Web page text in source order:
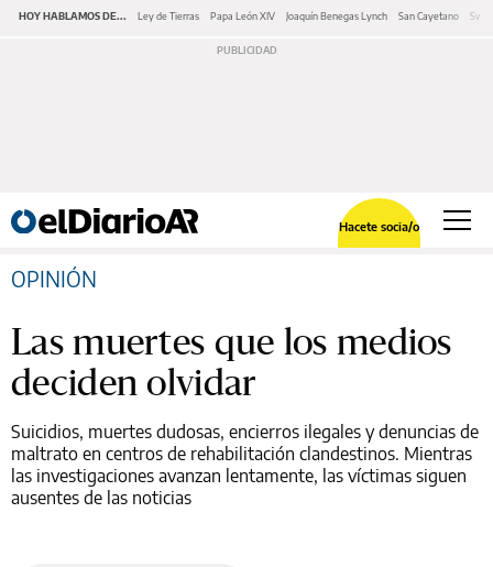
HOY HABLAMOS DE... Ley de Tierras Papa León XIV Joaquín Benegas Lynch San Cayetano
Hacete socia/o
OPINIÓN
Las muertes que los medios
deciden olvidar
Suicidios, muertes dudosas, encierros ilegales y denuncias de
maltrato en centros de rehabilitación clandestinos. Mientras
las investigaciones avanzan lentamente, las víctimas siguen
ausentes de las noticias